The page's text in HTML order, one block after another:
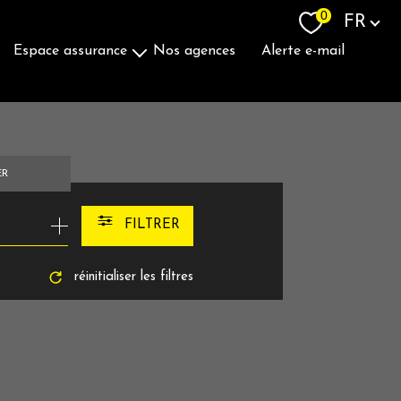
0 Langue
FR
espace assurance nos agences alerte e-mail
FILTRER
réinitialiser les filtres